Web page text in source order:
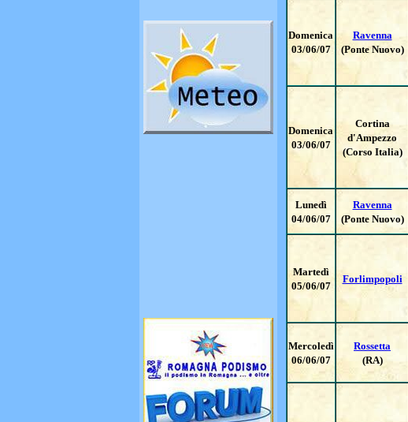
Domenica
03/06/07
Ravenna
(Ponte Nuovo)
Domenica
03/06/07
Cortina
d'Ampezzo
(Corso Italia)
Lunedì
04/06/07
Ravenna
(Ponte Nuovo)
Martedì
05/06/07
Forlimpopoli
Mercoledì
06/06/07
Rossetta
(RA)